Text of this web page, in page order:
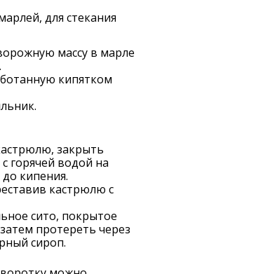
для стекания
массу в марле
кипятком
закрыть
горячей водой на
кипения.
кастрюлю с
сито, покрытое
протереть через
сироп.